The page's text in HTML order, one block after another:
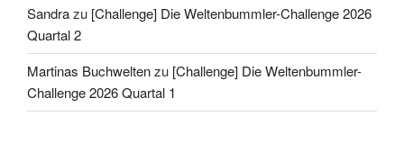
Sandrazu [Challenge] Die Weltenbummler-Challenge 2026
Quartal 2
Martinas Buchweltenzu [Challenge] Die Weltenbummler-
Challenge 2026 Quartal 1